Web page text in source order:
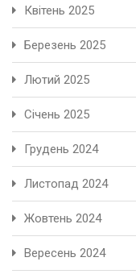
Квітень 2025
Березень 2025
Лютий 2025
Січень 2025
Грудень 2024
Листопад 2024
Жовтень 2024
Вересень 2024